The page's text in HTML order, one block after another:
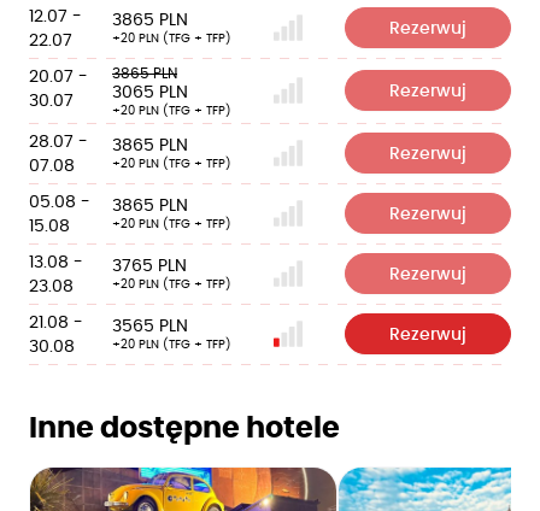
12.07 -
22.07
3865 PLN
+20 PLN (TFG + TFP)
Rezerwuj
20.07 -
30.07
3865 PLN
3065 PLN
+20 PLN (TFG + TFP)
Rezerwuj
28.07 -
07.08
3865 PLN
+20 PLN (TFG + TFP)
Rezerwuj
05.08 -
15.08
3865 PLN
+20 PLN (TFG + TFP)
Rezerwuj
13.08 -
23.08
3765 PLN
+20 PLN (TFG + TFP)
Rezerwuj
21.08 -
30.08
3565 PLN
+20 PLN (TFG + TFP) Rezerwuj
Inne dostępne hotele